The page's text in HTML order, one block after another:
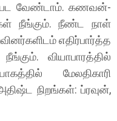
பட வேண்டாம். கணவன்-
நீங்கும். நீண்ட நாள்
எதிர்பார்த்த
வியாபாரத்தில்
மேலதிகாரி
நிறங்கள்: ப்ரவுன்,